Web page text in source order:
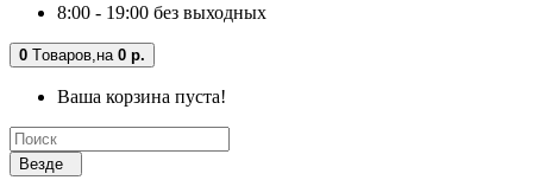
8:00 - 19:00 без выходных
0 Tоваров, на 0 р.
Ваша корзина пуста!
Везде